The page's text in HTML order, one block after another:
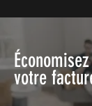
votre